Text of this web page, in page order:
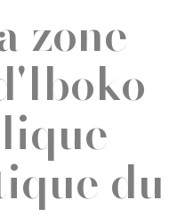
zone
du